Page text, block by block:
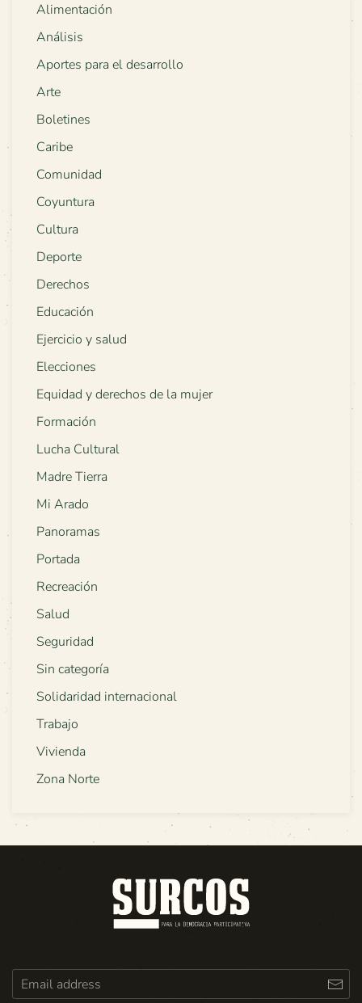
Alimentación
Análisis
Aportes para el desarrollo
Arte
Boletines
Caribe
Comunidad
Coyuntura
Cultura
Deporte
Derechos
Educación
Ejercicio y salud
Elecciones
Equidad y derechos de la mujer
Formación
Lucha Cultural
Madre Tierra
Mi Arado
Panoramas
Portada
Recreación
Salud
Seguridad
Sin categoría
Solidaridad internacional
Trabajo
Vivienda
Zona Norte